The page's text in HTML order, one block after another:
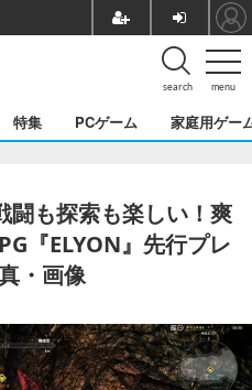
menu
search
特集 PCゲーム 家庭用ゲー
闘も探索も楽しい！爽
『ELYON』先行プレ
・画像